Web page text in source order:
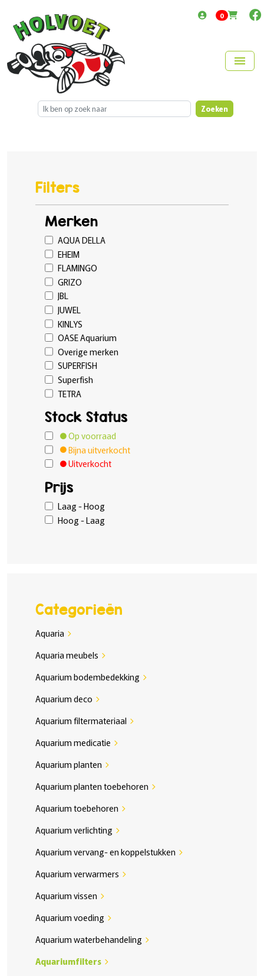
0items in cart
menu
Zoeken
Filters
Merken
AQUA DELLA
EHEIM
FLAMINGO
GRIZO
JBL
JUWEL
KINLYS
OASE Aquarium
Overige merken
SUPERFISH
Superfish
TETRA
Stock Status
Op voorraad
Bijna uitverkocht
Uitverkocht
Prijs
Laag - Hoog
Hoog - Laag
Categorieën
Aquaria chevron_right
Aquaria meubels chevron_right
Aquarium bodembedekking chevron_right
Aquarium deco chevron_right
Aquarium filtermateriaal chevron_right
Aquarium medicatie chevron_right
Aquarium planten chevron_right
Aquarium planten toebehoren chevron_right
Aquarium toebehoren chevron_right
Aquarium verlichting chevron_right
Aquarium vervang- en koppelstukken chevron_right
Aquarium verwarmers chevron_right
Aquarium vissen chevron_right
Aquarium voeding chevron_right
Aquarium waterbehandeling chevron_right
Aquariumfilters chevron_right